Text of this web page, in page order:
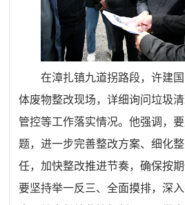
在漳扎镇九道拐路段，许建
体废物整改现场，详细询问垃圾
管控等工作落实情况。他强调，
题，进一步完善整改方案、细化
任，加快整改推进节奏，确保按期
要坚持举一反三、全面摸排，深